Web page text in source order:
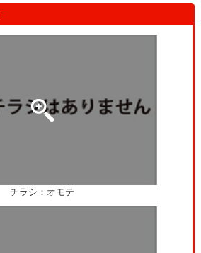
チラシ：オモテ